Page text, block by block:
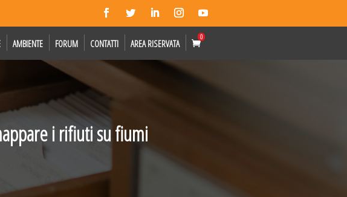
AMBIENTE FORUM CONTATTI AREA RISERVATA
0
i rifiuti su fiumi